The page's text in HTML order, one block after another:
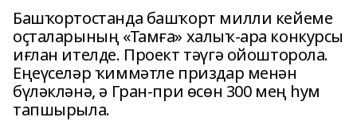
Башҡортостанда башҡорт милли кейеме
оҫталарының «Тамға» халыҡ-ара конкурсы
иғлан ителде. Проект тәүгә ойошторола.
Еңеүселәр ҡиммәтле приздар менән
бүләкләнә, ә Гран-при өсөн 300 мең һум
тапшырыла.